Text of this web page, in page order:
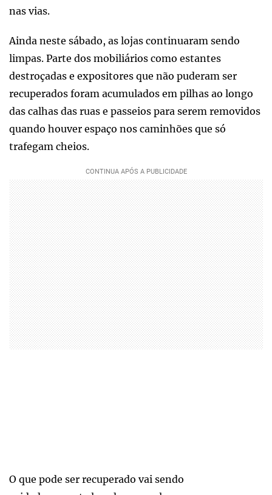
nas vias.
Ainda neste sábado, as lojas continuaram sendo
limpas. Parte dos mobiliários como estantes
destroçadas e expositores que não puderam ser
recuperados foram acumulados em pilhas ao longo
das calhas das ruas e passeios para serem removidos
quando houver espaço nos caminhões que só
trafegam cheios.
O que pode ser recuperado vai sendo